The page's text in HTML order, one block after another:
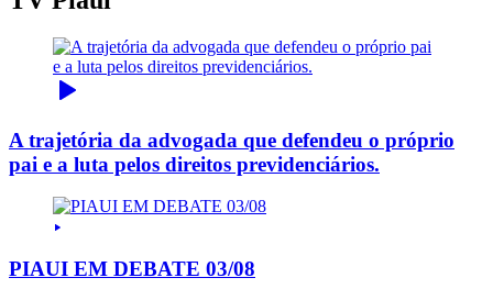
A trajetória da advogada que defendeu o próprio
pai e a luta pelos direitos previdenciários.
PIAUI EM DEBATE 03/08